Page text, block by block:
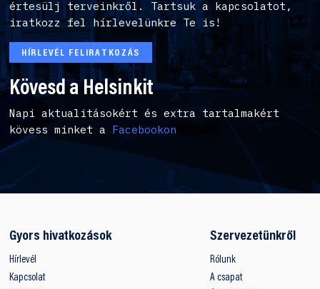
értesülj terveinkről. Tartsuk a kapcsolatot,
iratkozz fel hírlevelünkre Te is!
HÍRLEVÉL FELIRATKOZÁS
Kövesd a Helsinkit
Napi aktualitásokért és extra tartalmakért
kövess minket a Facebookon
Gyors hivatkozások
Hírlevél
Kapcsolat
Szervezetünkről
Rólunk
A csapat